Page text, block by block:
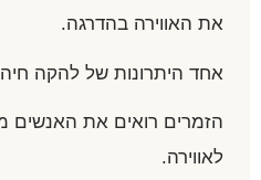
את האווירה בהדרגה.
אחד היתרונות של להקה
הזמרים רואים את האנשים
לאווירה.